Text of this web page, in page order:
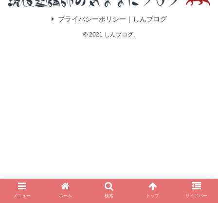
プライバシーポリシー｜しんブログ
© 2021 しんブログ.
メニュー ホーム 検索 トップ サイドバー